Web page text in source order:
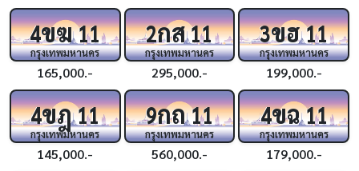
4ขฆ11
กรุงเทพมหานคร
165,000.-
2กส11
กรุงเทพมหานคร
295,000.-
3ขฮ11
กรุงเทพมหานคร
199,000.-
4ขฎ11
กรุงเทพมหานคร
145,000.-
9กถ11
กรุงเทพมหานคร
560,000.-
4ขฉ11
กรุงเทพมหานคร
179,000.-